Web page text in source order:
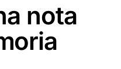
nota